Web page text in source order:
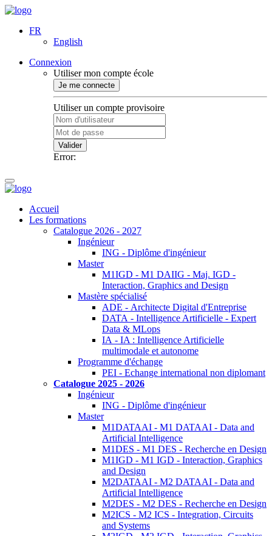
FR
English
Connexion
Utiliser mon compte école
Je me connecte
Utiliser un compte provisoire
Valider
Error:
Accueil
Les formations
Catalogue 2026 - 2027
Ingénieur
ING - Diplôme d'ingénieur
Master
M1IGD - M1 DAIIG - Maj. IGD -
Interaction, Graphics and Design
Mastère spécialisé
ADE - Architecte Digital d'Entreprise
DATA - Intelligence Artificielle - Expert
Data & MLops
IA - IA : Intelligence Artificielle
multimodale et autonome
Programme d'échange
PEI - Echange international non diplomant
Catalogue 2025 - 2026
Ingénieur
ING - Diplôme d'ingénieur
Master
M1DATAAI - M1 DATAAI - Data and
Artificial Intelligence
M1DES - M1 DES - Recherche en Design
M1IGD - M1 IGD - Interaction, Graphics
and Design
M2DATAAI - M2 DATAAI - Data and
Artificial Intelligence
M2DES - M2 DES - Recherche en Design
M2ICS - M2 ICS - Integration, Circuits
and Systems